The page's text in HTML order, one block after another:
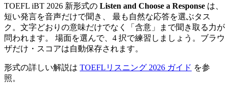
TOEFL iBT 2026 新形式の Listen and Choose a Response は、
短い発言を音声だけで聞き、 最も自然な応答を選ぶタス
ク。文字どおりの意味だけでなく「含意」まで聞き取る力が
問われます。 場面を選んで、4 択で練習しましょう。ブラウ
ザだけ・スコアは自動保存されます。
形式の詳しい解説は TOEFLリスニング 2026 ガイド を参
照。